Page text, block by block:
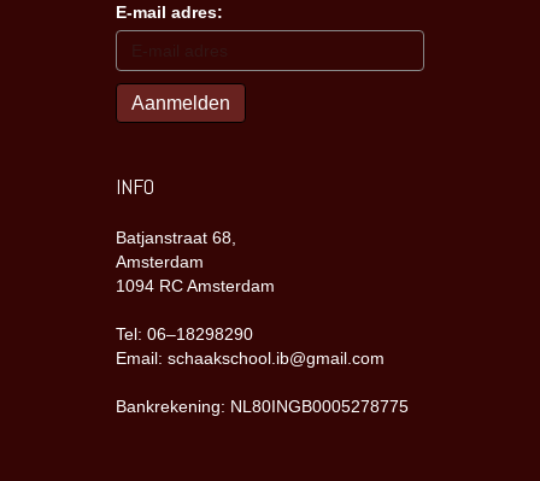
E-mail adres:
INFO
Batjanstraat 68,
Amsterdam
1094 RC Amsterdam
Tel: 06–18298290
Email: schaakschool.ib@gmail.com
Bankrekening: NL80INGB0005278775